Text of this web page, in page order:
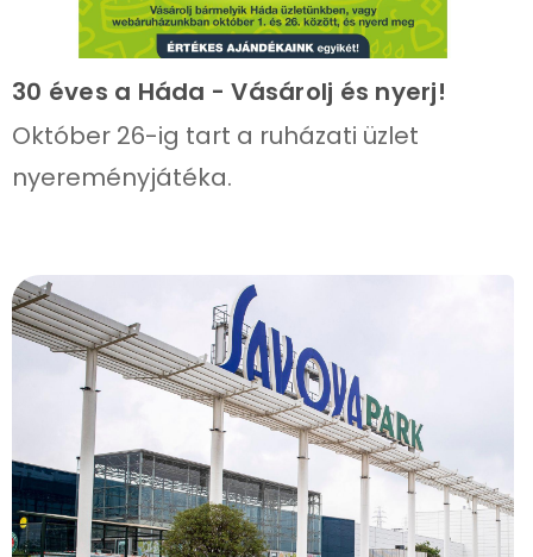
30 éves a Háda - Vásárolj és nyerj!
Október 26-ig tart a ruházati üzlet
nyereményjátéka.